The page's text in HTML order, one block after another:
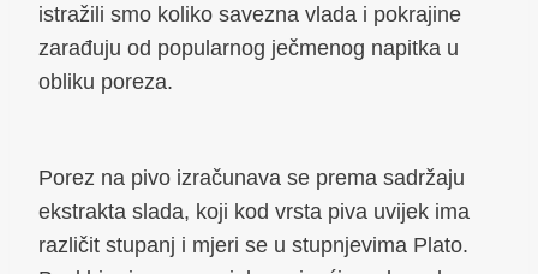
istražili smo koliko savezna vlada i pokrajine
zarađuju od popularnog ječmenog napitka u
obliku poreza.
Porez na pivo izračunava se prema sadržaju
ekstrakta slada, koji kod vrsta piva uvijek ima
različit stupanj i mjeri se u stupnjevima Plato.